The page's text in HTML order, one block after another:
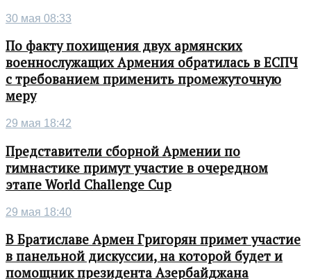
30 мая 08:33
По факту похищения двух армянских
военнослужащих Армения обратилась в ЕСПЧ
с требованием применить промежуточную
меру
29 мая 18:42
Представители сборной Армении по
гимнастике примут участие в очередном
этапе World Challenge Cup
29 мая 18:40
В Братиславе Армен Григорян примет участие
в панельной дискуссии, на которой будет и
помощник президента Азербайджана